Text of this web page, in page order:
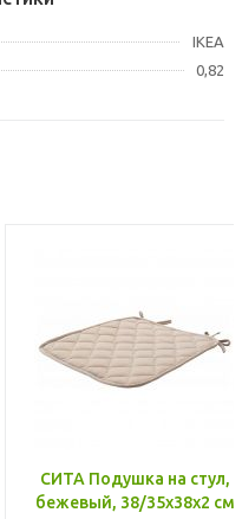
IKEA
0,82
СИТА Подушка на стул,
бежевый, 38/35x38x2 см